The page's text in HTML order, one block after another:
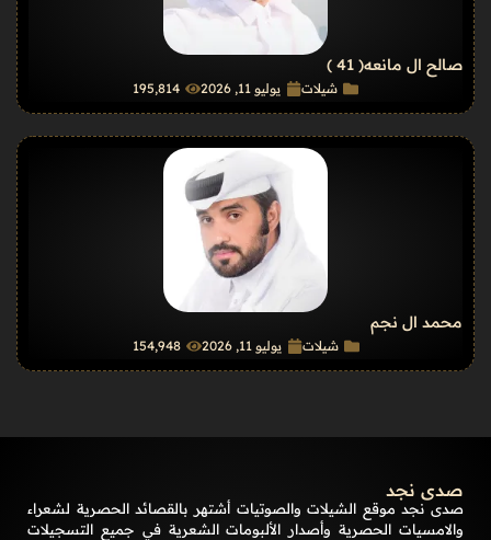
صالح ال مانعه( 41 )
شيلات يوليو 11, 2026 195٬814
محمد ال نجم
شيلات يوليو 11, 2026 154٬948
صدى نجد
صدى نجد موقع الشيلات والصوتيات أشتهر بالقصائد الحصرية لشعراء
والامسيات الحصرية وأصدار الألبومات الشعرية في جميع التسجيلات